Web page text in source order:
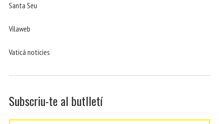
Santa Seu
Vilaweb
Vaticá noticies
Subscriu-te al butlletí